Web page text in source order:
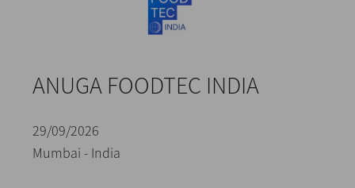
ANUGA FOODTEC INDIA
29/09/2026
Mumbai - India